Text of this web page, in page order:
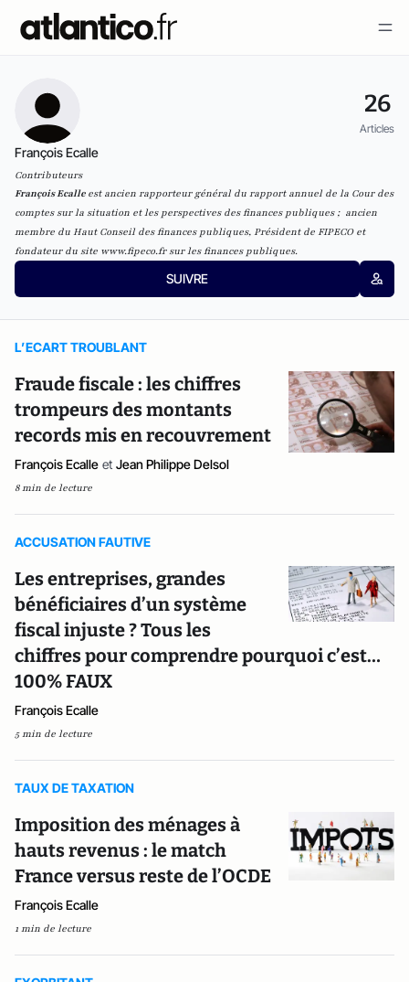
26
Articles
François Ecalle
Contributeurs
François Ecalle est ancien rapporteur général du rapport annuel de la Cour des
comptes sur la situation et les perspectives des finances publiques ; ancien
membre du Haut Conseil des finances publiques, Président de FIPECO et
fondateur du site www.fipeco.fr sur les finances publiques.
SUIVRE
L’ECART TROUBLANT
Fraude fiscale : les chiffres
trompeurs des montants
records mis en recouvrement
François Ecalle et Jean Philippe Delsol
8 min de lecture
ACCUSATION FAUTIVE
Les entreprises, grandes
bénéficiaires d’un système
fiscal injuste ? Tous les
chiffres pour comprendre pourquoi c’est…
100% FAUX
François Ecalle
5 min de lecture
TAUX DE TAXATION
Imposition des ménages à
hauts revenus : le match
France versus reste de l’OCDE
François Ecalle
1 min de lecture